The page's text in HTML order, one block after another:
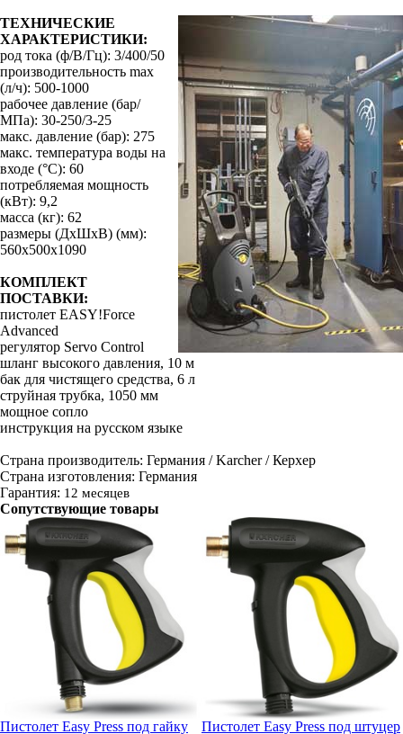
ТЕХНИЧЕСКИЕ
ХАРАКТЕРИСТИКИ:
род тока (ф/В/Гц): 3/400/50
производительность max
(л/ч): 500-1000
рабочее давление (бар/
МПа): 30-250/3-25
макс. давление (бар): 275
макс. температура воды на
входе (°С): 60
потребляемая мощность
(кВт): 9,2
масса (кг): 62
размеры (ДхШхВ) (мм):
560х500х1090
КОМПЛЕКТ
ПОСТАВКИ:
пистолет EASY!Force
Advanced
регулятор Servo Control
шланг высокого давления, 10 м
бак для чистящего средства, 6 л
струйная трубка, 1050 мм
мощное сопло
инструкция на русском языке
Страна производитель: Германия / Karcher / Керхер
Страна изготовления: Германия
Гарантия: 12 месяцев
Сопутствующие товары
Пистолет Easy Press под гайку Пистолет Easy Press под штуцер